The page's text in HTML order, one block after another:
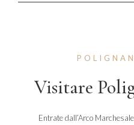
Visitare
Entrate dall’Arco